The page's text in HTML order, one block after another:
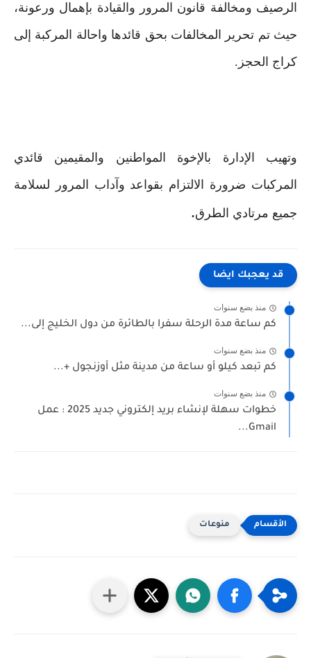
الرصيف ومخالفة قانون المرور والقيادة بإهمال ورعونة،
حيث تم تحرير المخالفات بحق قائدها واحالة المركبة إلى
كراج الحجز.
وتهيب الإدارة بالإخوة المواطنين والمقيمين قائدي
المركبات ضرورة الالتزام بقواعد وآداب المرور لسلامة
جميع مرتادي الطرق.
قد يعجبك ايضا
منذ بضع سنوات
كم ساعة مدة الرحلة سفرا بالطائرة من دول الخليج إلى...
منذ بضع سنوات
كم تبعد كيلو أو ساعة من مدينة مثل أوزنجول +...
منذ بضع سنوات
خطوات سهلة لإنشاء بريد إلكتروني جديد 2025 : عمل
Gmail...
منوعات